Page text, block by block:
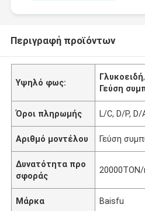
Περιγραφή προϊόντων
Υψηλό φως:
Γλυκοειδή,
Γεύση
Όροι πληρωμής L/C, D/P,
Αριθμό μοντέλου Γεύση
Δυνατότητα προ
σφοράς
Μάρκα Baisfu